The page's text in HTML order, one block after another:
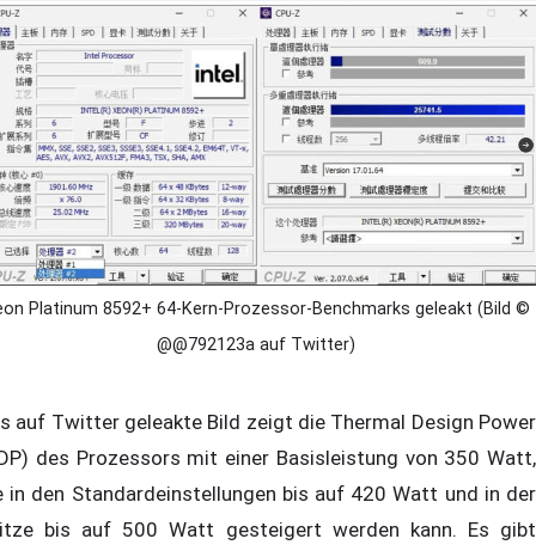
Rapids-Serie näher. Dadurch sickern immer mehr
und Informationen durch. Die neue Serie
weiterhin auf den Sockel LGA 4677 auf, wodurch ein
für Kunden leichtgemacht wird. Nun offenbart
Leak spannende Details zum 64-Kern-Xeon Platinum
Die durchgesickerten Spezifikationen zeigen einen
von 1,9 GHz mit einen Boost auf 3,9 GHz.
Platinum 8592+ 64-Kern-Prozessor-Benchmarks geleakt (Bild ©
@@792123a auf Twitter)
auf Twitter geleakte Bild zeigt die Thermal Design Power
des Prozessors mit einer Basisleistung von 350 Watt,
in den Standardeinstellungen bis auf 420 Watt und in der
bis auf 500 Watt gesteigert werden kann. Es gibt